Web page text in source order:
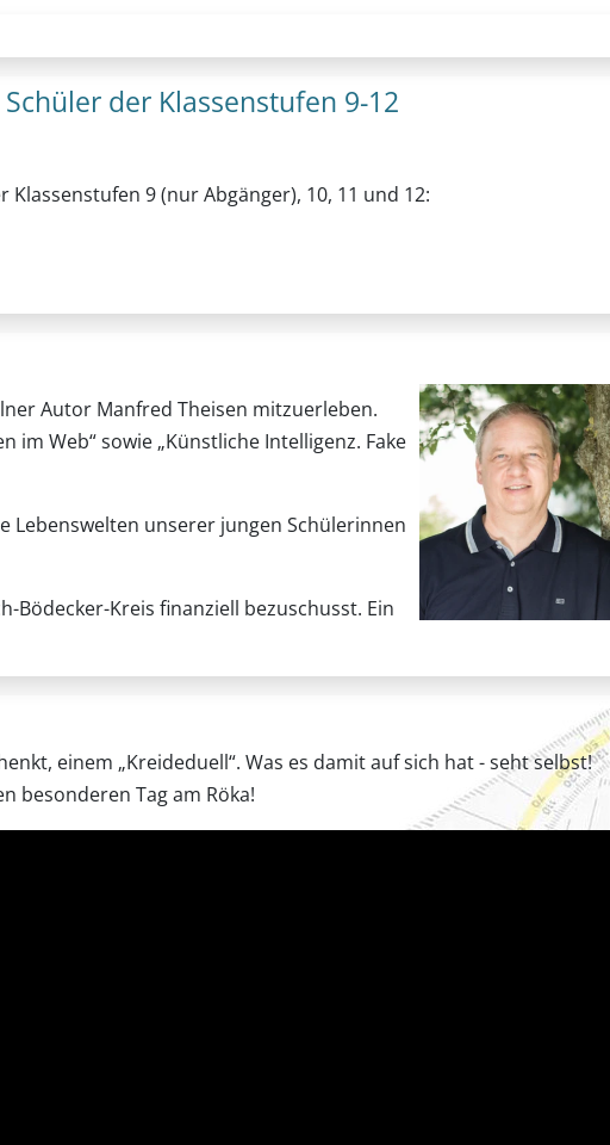
der Klassenstufen 9-12
9 (nur Abgänger), 10, 11 und 12:
Autor Manfred Theisen mitzuerleben.
Web“ sowie „Künstliche Intelligenz. Fake
Lebenswelten unserer jungen Schülerinnen
Bödecker-Kreis finanziell bezuschusst. Ein
einem „Kreideduell“. Was es damit auf sich hat - seht selbst!
besonderen Tag am Röka!